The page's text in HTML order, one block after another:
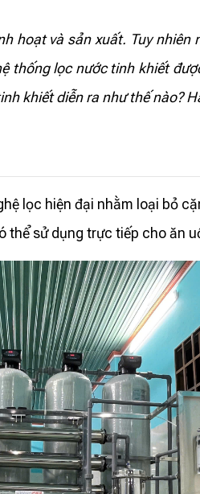
và sản xuất. Tuy nhiên
thống lọc nước tinh khiết
khiết diễn ra như thế nào?
lọc hiện đại nhằm loại bỏ
sử dụng trực tiếp cho ăn